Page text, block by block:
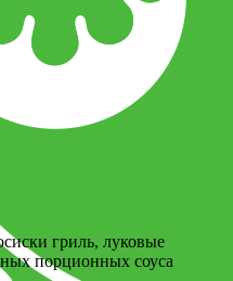
гриль, луковые
порционных соуса